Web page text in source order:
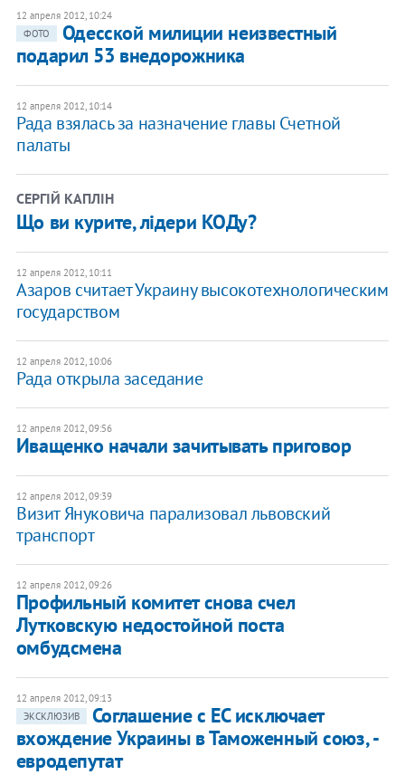
12 апреля 2012, 10:24
ФОТО
Одесской милиции неизвестный
подарил 53 внедорожника
12 апреля 2012, 10:14
Рада взялась за назначение главы Счетной
палаты
СЕРГІЙ КАПЛІН
Що ви курите, лідери КОДу?
12 апреля 2012, 10:11
Азаров считает Украину высокотехнологическим
государством
12 апреля 2012, 10:06
Рада открыла заседание
12 апреля 2012, 09:56
Иващенко начали зачитывать приговор
12 апреля 2012, 09:39
Визит Януковича парализовал львовский
транспорт
12 апреля 2012, 09:26
Профильный комитет снова счел
Лутковскую недостойной поста
омбудсмена
12 апреля 2012, 09:13
ЭКСКЛЮЗИВ
Соглашение с ЕС исключает
вхождение Украины в Таможенный союз, -
евродепутат